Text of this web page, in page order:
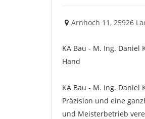
Arnhoch 11, 25926
KA Bau - M. Ing. Daniel
Hand
KA Bau - M. Ing.
Präzision und eine
und Meisterbetrieb